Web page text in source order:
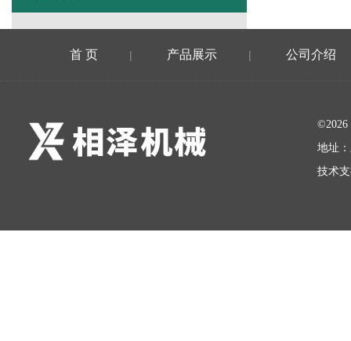
首 页 | 产品展示 | 公司介绍
地址
技术